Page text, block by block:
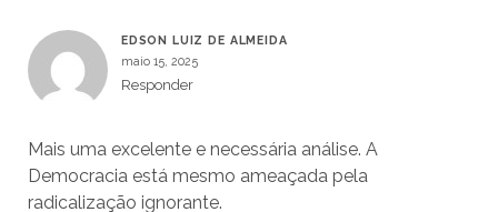
EDSON LUIZ DE ALMEIDA
maio 15, 2025
Responder
Mais uma excelente e necessária análise. A
Democracia está mesmo ameaçada pela
radicalização ignorante.